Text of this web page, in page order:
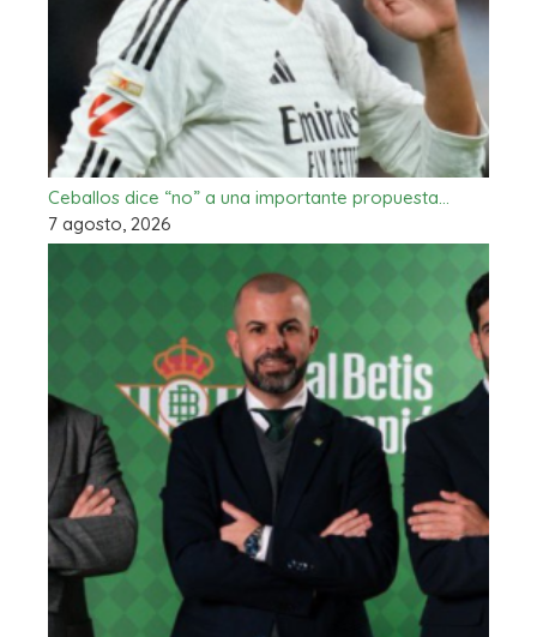
Ceballos dice “no” a una importante propuesta…
7 agosto, 2026